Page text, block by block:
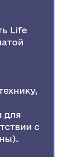
Life
для
с